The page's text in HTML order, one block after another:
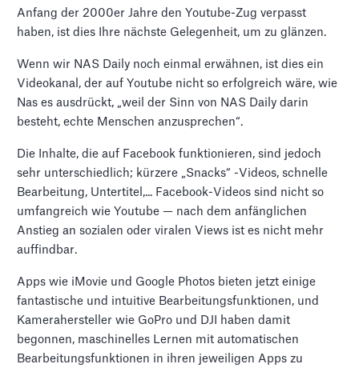
Anfang der 2000er Jahre den Youtube-Zug verpasst
haben, ist dies Ihre nächste Gelegenheit, um zu glänzen.
Wenn wir NAS Daily noch einmal erwähnen, ist dies ein
Videokanal, der auf Youtube nicht so erfolgreich wäre, wie
Nas es ausdrückt, „weil der Sinn von NAS Daily darin
besteht, echte Menschen anzusprechen“.
Die Inhalte, die auf Facebook funktionieren, sind jedoch
sehr unterschiedlich; kürzere „Snacks“ -Videos, schnelle
Bearbeitung, Untertitel,... Facebook-Videos sind nicht so
umfangreich wie Youtube — nach dem anfänglichen
Anstieg an sozialen oder viralen Views ist es nicht mehr
auffindbar.
Apps wie iMovie und Google Photos bieten jetzt einige
fantastische und intuitive Bearbeitungsfunktionen, und
Kamerahersteller wie GoPro und DJI haben damit
begonnen, maschinelles Lernen mit automatischen
Bearbeitungsfunktionen in ihren jeweiligen Apps zu